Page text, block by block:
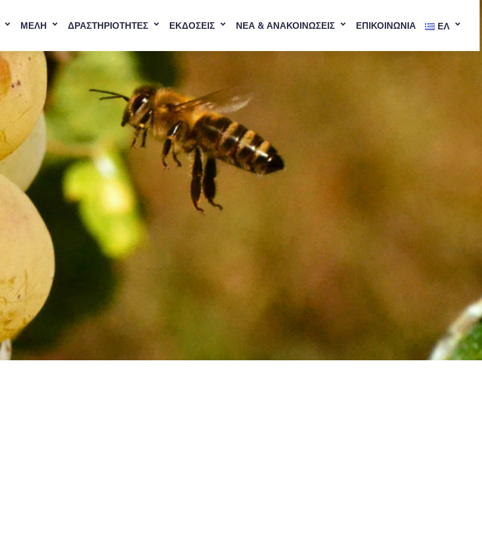
ΜΕΛΗ ΔΡΑΣΤΗΡΙΟΤΗΤΕΣ ΕΚΔΟΣΕΙΣ ΝΕΑ & ΑΝΑΚΟΙΝΩΣΕΙΣ ΕΠΙΚΟΙΝΩΝΙΑ ΕΛ